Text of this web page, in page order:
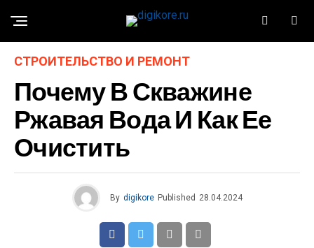
СТРОИТЕЛЬСТВО И РЕМОНТ
Почему В Скважине
Ржавая Вода И Как Ее
Очистить
By digikore Published 28.04.2024